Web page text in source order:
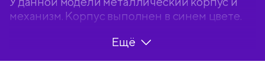
механизм. Корпус выполнен в синем цвете.
использовать со скобами Berlingo.
• Номер скобы: 10;
Ещё